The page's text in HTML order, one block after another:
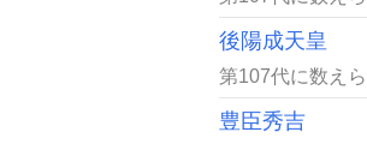
後陽成天皇
第107代に数え
豊臣秀吉